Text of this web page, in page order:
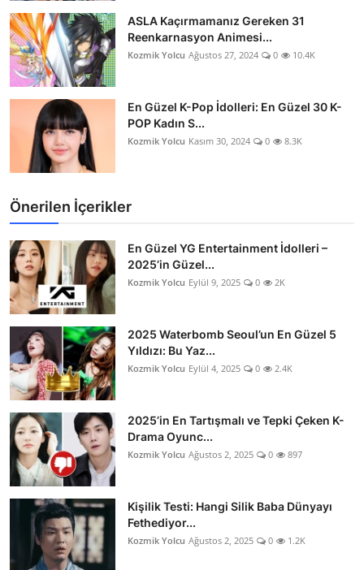
ASLA Kaçırmamanız Gereken 31
Reenkarnasyon Animesi...
Kozmik Yolcu Ağustos 27, 2024 0 10.4K
En Güzel K-Pop İdolleri: En Güzel 30 K-
POP Kadın S...
Kozmik Yolcu Kasım 30, 2024 0 8.3K
Önerilen İçerikler
En Güzel YG Entertainment İdolleri –
2025’in Güzel...
Kozmik Yolcu Eylül 9, 2025 0 2K
2025 Waterbomb Seoul’un En Güzel 5
Yıldızı: Bu Yaz...
Kozmik Yolcu Eylül 4, 2025 0 2.4K
2025’in En Tartışmalı ve Tepki Çeken K-
Drama Oyunc...
Kozmik Yolcu Ağustos 2, 2025 0 897
Kişilik Testi: Hangi Silik Baba Dünyayı
Fethediyor...
Kozmik Yolcu Ağustos 2, 2025 0 1.2K